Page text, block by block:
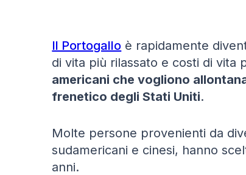
Il Portogallo è rapidamente
di vita più rilassato e costi di vita
americani che vogliono
frenetico degli Stati Uniti.
Molte persone provenienti da
sudamericani e cinesi, hanno
anni.